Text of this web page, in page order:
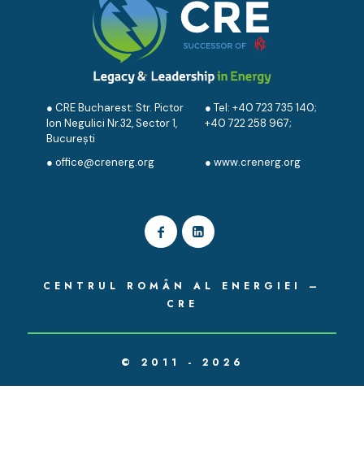
● CRE Bucharest: Str. Pictor
Ion Negulici Nr.32, Sector 1,
București
● Tel: +40 723 735 140;
+40 722 258 967;
●office@crenerg.org ● www.crenerg.org
CENTRUL ROMÂN AL ENERGIEI –
CRE
© 2011 - 2026